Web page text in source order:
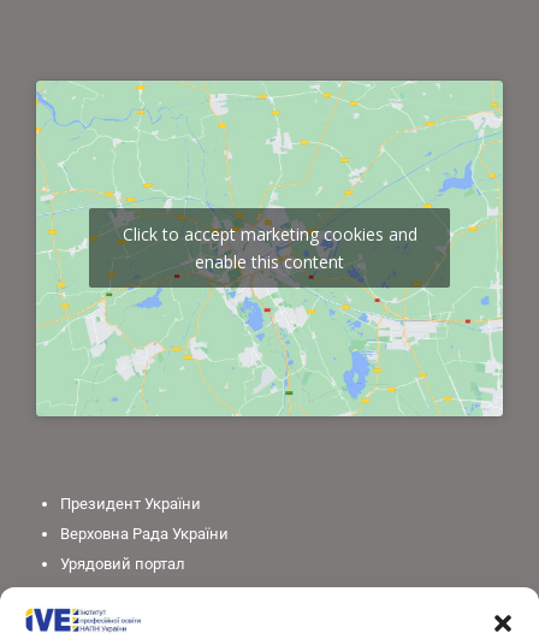
Click to accept marketing cookies and
enable this content
Президент України
Верховна Рада України
Урядовий портал
Міністерство освіти і науки України